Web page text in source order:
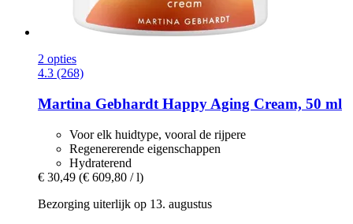
2 opties
4.3 (268)
Martina Gebhardt Happy Aging Cream, 50 ml
Voor elk huidtype, vooral de rijpere
Regenererende eigenschappen
Hydraterend
€ 30,49 (€ 609,80 / l)
Bezorging uiterlijk op 13. augustus